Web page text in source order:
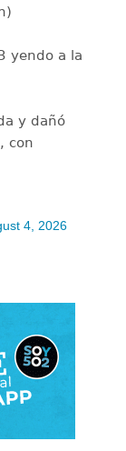
yendo a la
y dañó
con
4, 2026